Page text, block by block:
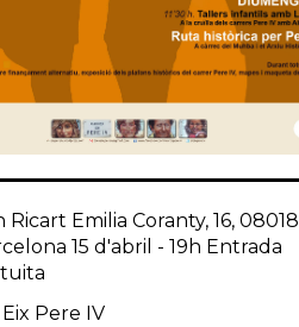
Ricart Emilia Coranty, 16, 08018
15 d'abril - 19h Entrada
Pere IV